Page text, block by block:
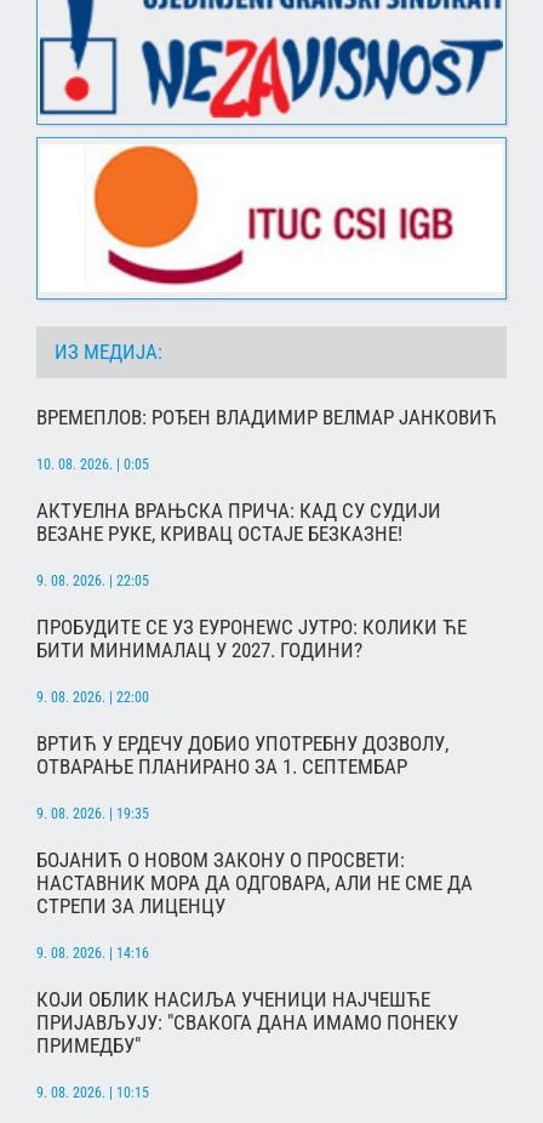
ИЗ МЕДИЈА:
ВРЕМЕПЛОВ: РОЂЕН ВЛАДИМИР ВЕЛМАР ЈАНКОВИЋ
10. 08. 2026. | 0:05
АКТУЕЛНА ВРАЊСКА ПРИЧА: КАД СУ СУДИЈИ
ВЕЗАНЕ РУКЕ, КРИВАЦ ОСТАЈЕ БЕЗКАЗНЕ!
9. 08. 2026. | 22:05
ПРОБУДИТЕ СЕ УЗ ЕУРОНЕWС ЈУТРО: КОЛИКИ ЋЕ
БИТИ МИНИМАЛАЦ У 2027. ГОДИНИ?
9. 08. 2026. | 22:00
ВРТИЋ У ЕРДЕЧУ ДОБИО УПОТРЕБНУ ДОЗВОЛУ,
ОТВАРАЊЕ ПЛАНИРАНО ЗА 1. СЕПТЕМБАР
9. 08. 2026. | 19:35
БОЈАНИЋ О НОВОМ ЗАКОНУ О ПРОСВЕТИ:
НАСТАВНИК МОРА ДА ОДГОВАРА, АЛИ НЕ СМЕ ДА
СТРЕПИ ЗА ЛИЦЕНЦУ
9. 08. 2026. | 14:16
КОЈИ ОБЛИК НАСИЉА УЧЕНИЦИ НАЈЧЕШЋЕ
ПРИЈАВЉУЈУ: "СВАКОГА ДАНА ИМАМО ПОНЕКУ
ПРИМЕДБУ"
9. 08. 2026. | 10:15